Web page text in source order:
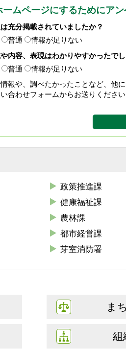
ームページにするためにアン
充分掲載されていましたか？
普通
情報が足りない
内容、表現はわかりやすかったで
普通
情報が足りない
報や、調べたかったことなど、他
合わせフォームからお送りください
政策推進課
健康福祉課
農林課
都市経営課
芽室消防署
ま
組